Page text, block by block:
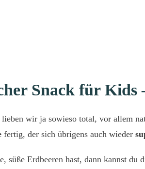
Snack für Kids
lieben wir ja sowieso total, vor allem
fertig, der sich übrigens auch wieder
süße Erdbeeren hast, dann kannst du